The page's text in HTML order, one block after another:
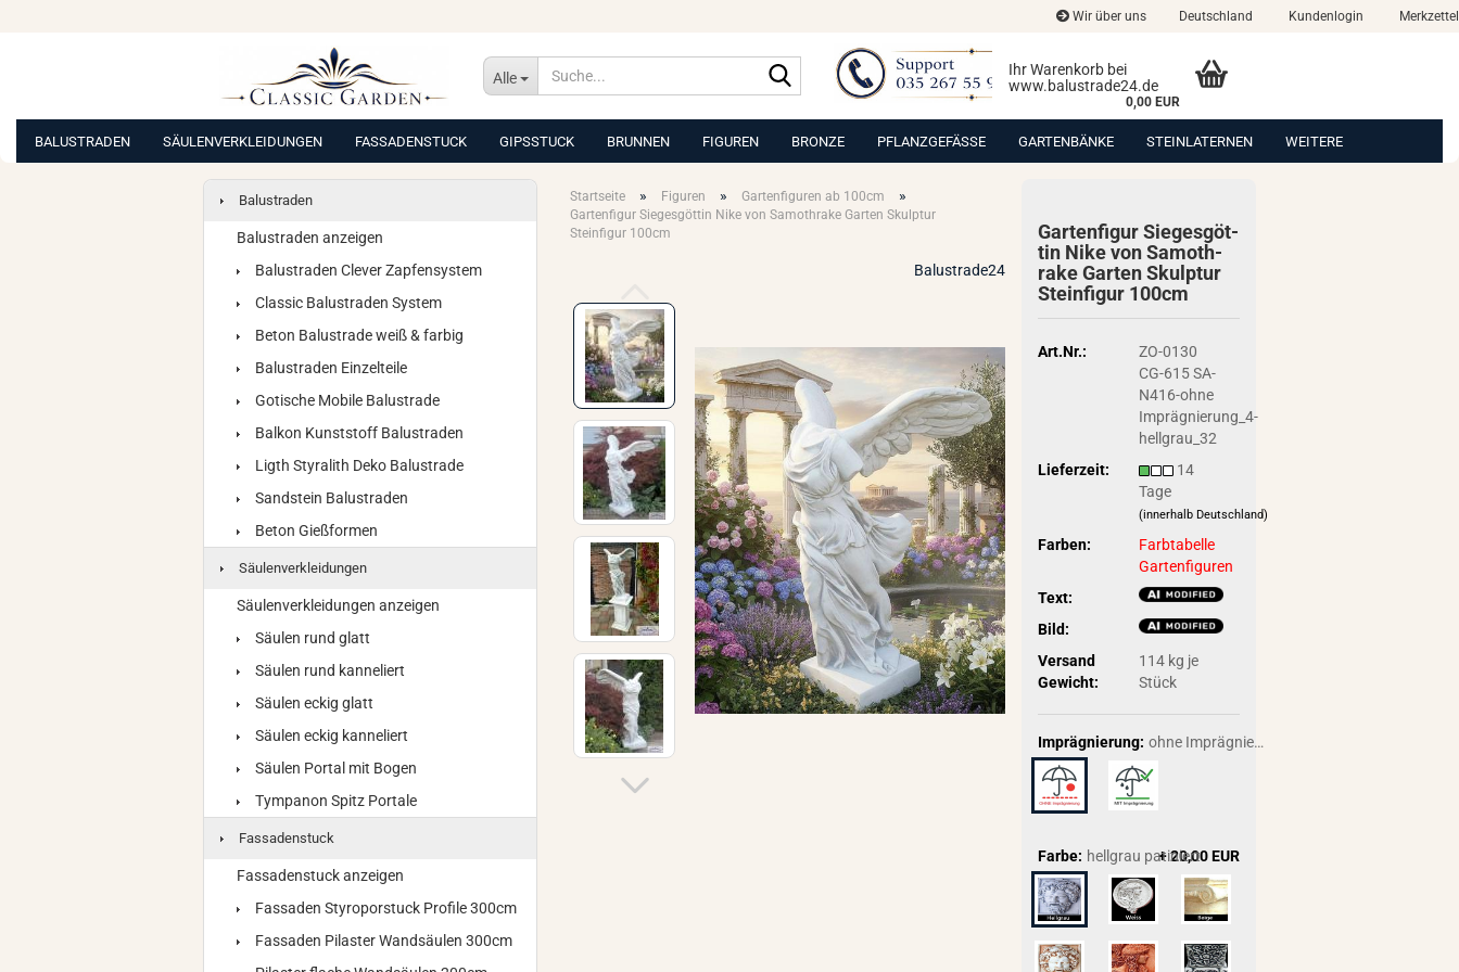
Wir über uns Deutschland Kundenlogin Merkzettel
Alle
Suche...
Ihr Warenkorb bei
www.balustrade24.de
0,00 EUR
BALUSTRADEN SÄULENVERKLEIDUNGEN FASSADENSTUCK GIPSSTUCK BRUNNEN FIGUREN BRONZE PFLANZGEFÄSSE GARTENBÄNKE STEINLATERNEN WEITERE
Startseite » Figuren » Gartenfiguren ab 100cm »
Gartenfigur Siegesgöttin Nike von Samothrake Garten Skulptur
Steinfigur 100cm
Balustrade24
Gar­ten­fi­gur Sie­ges­göt­
tin Nike von Sa­mo­th­
ra­ke Gar­ten Skulp­tur
Stein­fi­gur 100cm
Art.Nr.:
ZO-0130
CG-615 SA-
N416-ohne
Imprägnierung_4-
hellgrau_32
Lieferzeit:
14
Tage
(innerhalb Deutschland)
Farben:
Farbtabelle
Gartenfiguren
Text:
Bild:
Versand
Gewicht:
114kg je
Stück
Imprägnierung: ohne Imprägnierung
Farbe: hellgrau patiniert+ 20,00 EUR
Balustraden
Balustraden anzeigen
Balustraden Clever Zapfensystem
Classic Balustraden System
Beton Balustrade weiß & farbig
Balustraden Einzelteile
Gotische Mobile Balustrade
Balkon Kunststoff Balustraden
Ligth Styralith Deko Balustrade
Sandstein Balustraden
Beton Gießformen
Säulenverkleidungen
Säulenverkleidungen anzeigen
Säulen rund glatt
Säulen rund kanneliert
Säulen eckig glatt
Säulen eckig kanneliert
Säulen Portal mit Bogen
Tympanon Spitz Portale
Fassadenstuck
Fassadenstuck anzeigen
Fassaden Styroporstuck Profile 300cm
Fassaden Pilaster Wandsäulen 300cm